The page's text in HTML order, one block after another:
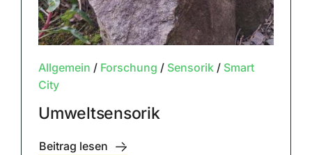
Allgemein / Forschung / Sensorik/ Smart
City
Umweltsensorik
Beitrag lesen